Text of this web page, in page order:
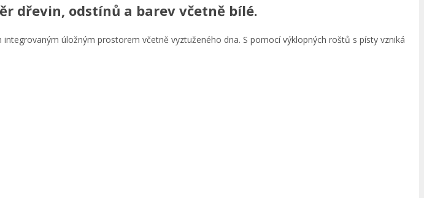
dřevin, odstínů a barev včetně bílé.
úložným prostorem včetně vyztuženého dna. S pomocí výklopných roštů s písty vzniká